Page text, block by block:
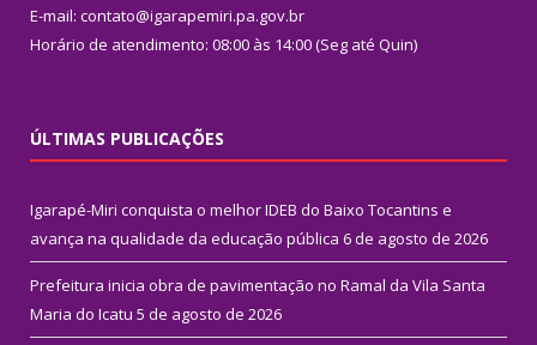
E-mail: contato@igarapemiri.pa.gov.br
Horário de atendimento: 08:00 às 14:00 (Seg até Quin)
ÚLTIMAS PUBLICAÇÕES
Igarapé-Miri conquista o melhor IDEB do Baixo Tocantins e
avança na qualidade da educação pública 6 de agosto de 2026
Prefeitura inicia obra de pavimentação no Ramal da Vila Santa
Maria do Icatu 5 de agosto de 2026